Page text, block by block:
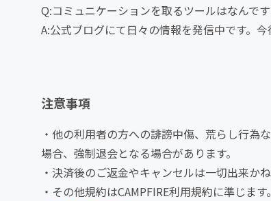
Q:コミュニケーションを取るツールはなんで
A:公式ブログにて日々の情報を発信中です。
注意事項
・他の利用者の方への誹謗中傷、荒らし行為
場合、強制退会となる場合があります。
・決済後のご返金やキャンセルは一切出来か
・その他規約はCAMPFIRE利用規約に準じます。